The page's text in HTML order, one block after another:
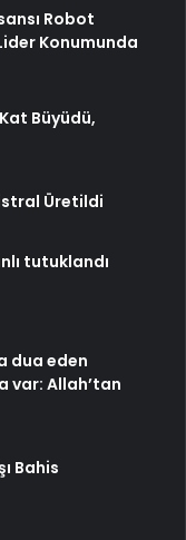
Robot
Konumunda
Büyüdü,
Üretildi
tutuklandı
dua eden
var: Allah’tan
Bahis